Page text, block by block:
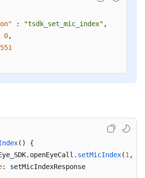
: "tsdk_set_mic_index" ,
0,
( ) {
openEyeCall . setMicIndex(1 , {
: setMicIndexResponse